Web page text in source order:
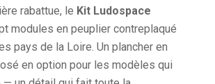
rabattue, le Kit Ludospace
modules en peuplier contreplaqué
pays de la Loire. Un plancher en
en option pour les modèles qui